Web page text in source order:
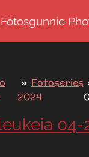
» Fotoseries
2024
04-